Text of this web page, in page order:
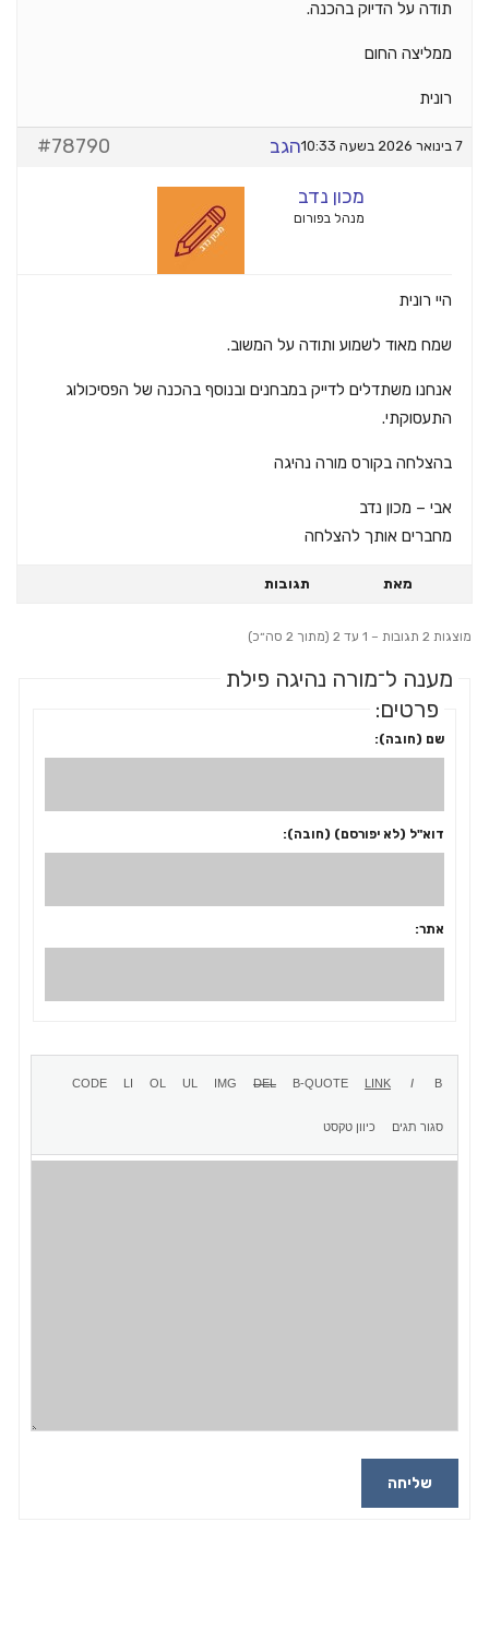
תודה על הדיוק בהכנה.
ממליצה החום
רונית
7 בינואר 2026 בשעה 10:33 #78790 הגב
מכון נדב
מנהל בפורום
היי רונית
שמח מאוד לשמוע ותודה על המשוב.
אנחנו משתדלים לדייק במבחנים ובנוסף בהכנה של הפסיכולוג
התעסוקתי.
בהצלחה בקורס מורה נהיגה
אבי – מכון נדב
מחברים אותך להצלחה
מאת תגובות
מוצגות 2 תגובות – 1 עד 2 (מתוך 2 סה״כ)
מענה ל־מורה נהיגה פילת
פרטים:
שם (חובה):
דוא"ל (לא יפורסם) (חובה):
אתר:
שליחה